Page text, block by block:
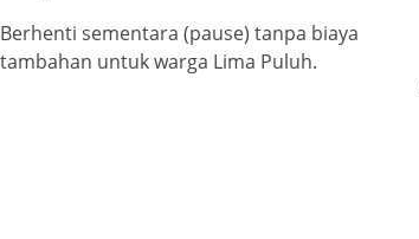
sementara (pause) tanpa biaya
tambahan untuk warga Lima Puluh.